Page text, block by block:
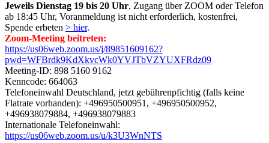
Jeweils Dienstag 19 bis 20 Uhr, Zugang über ZOOM oder Telefon
ab 18:45 Uhr, Voranmeldung ist nicht erforderlich, kostenfrei,
Spende erbeten > hier.
Zoom-Meeting beitreten:
https://us06web.zoom.us/j/89851609162?
pwd=WFBrdk9KdXkvcWk0YVJTbVZYUXFRdz09
Meeting-ID: 898 5160 9162
Kenncode: 664063
Telefoneinwahl Deutschland, jetzt gebührenpfichtig (falls keine
Flatrate vorhanden): +496950500951, +496950500952,
+496938079884, +496938079883
Internationale Telefoneinwahl:
https://us06web.zoom.us/u/k3U3WnNTS